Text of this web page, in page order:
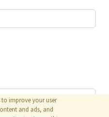
to improve your user
and ads, and